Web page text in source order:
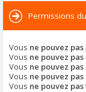
Permissions
Vous ne pouvez pas
Vous ne pouvez pas
Vous ne pouvez pas
Vous ne pouvez pas
Vous ne pouvez pas